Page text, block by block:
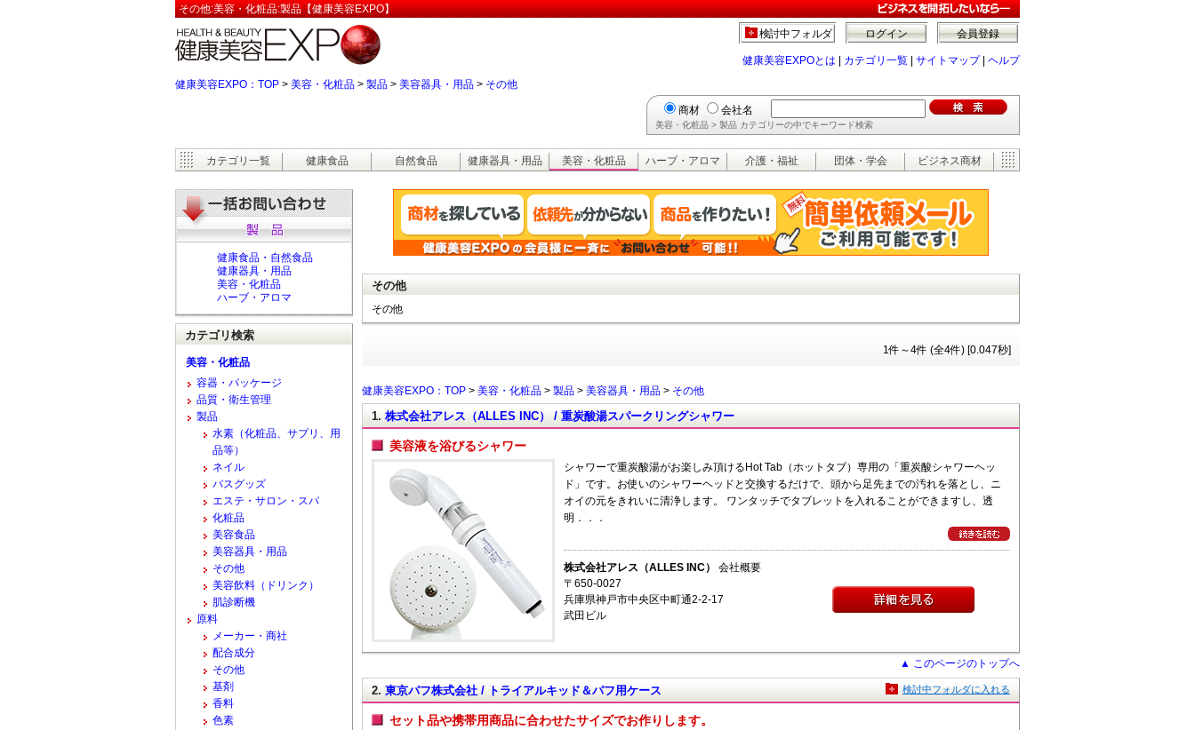
その他:美容・化粧品:製品【健康美容EXPO】
会員登録
ログイン
検討中フォルダ
健康美容EXPOとは カテゴリ一覧 サイトマップ| ヘルプ
健康美容EXPO：TOP > 美容・化粧品 > 製品 > 美容器具・用品 > その他
商材 会社名
美容・化粧品 > 製品 カテゴリーの中でキーワード検索
カテゴリ一覧 健康食品 自然食品 健康器具・用品 美容・化粧品 ハーブ・アロマ 介護・福祉 団体・学会 ビジネス商材
その他
その他
1件～4件 (全4件) [0.047秒]
健康美容EXPO：TOP > 美容・化粧品 > 製品 > 美容器具・用品 > その他
1. 株式会社アレス（ALLES INC） / 重炭酸湯スパークリングシャワー
美容液を浴びるシャワー
シャワーで重炭酸湯がお楽しみ頂けるHot Tab（ホットタブ）専用の「重炭酸シャワーヘッ
ド」です。お使いのシャワーヘッドと交換するだけで、頭から足先までの汚れを落とし、ニ
オイの元をきれいに清浄します。 ワンタッチでタブレットを入れることができますし、透
明．．．
株式会社アレス（ALLES INC）
会社概要
〒650-0027
兵庫県神戸市中央区中町通2-2-17
武田ビル
▲ このページのトップへ
2. 東京パフ株式会社 / トライアルキッド＆パフ用ケース
セット品や携帯用商品に合わせたサイズでお作りします。
検討中フォルダに入れる
健康食品・自然食品
健康器具・用品
美容・化粧品
ハーブ・アロマ
カテゴリ検索
美容・化粧品
容器・パッケージ
品質・衛生管理
製品
水素（化粧品、サプリ、用
品等）
ネイル
バスグッズ
エステ・サロン・スパ
化粧品
美容食品
美容器具・用品
その他
美容飲料（ドリンク）
肌診断機
原料
メーカー・商社
配合成分
その他
基剤
香料
色素